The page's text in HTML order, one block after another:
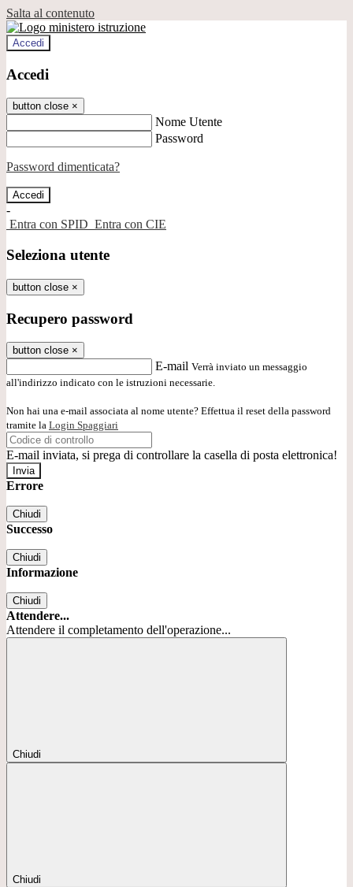
Salta al contenuto
Accedi
Accedi
button close ×
Nome Utente
Password
Password dimenticata?
-
Entra con SPID Entra con CIE
Seleziona utente
button close ×
Recupero password
button close ×
E-mail Verrà inviato un messaggio
all'indirizzo indicato con le istruzioni necessarie.
Non hai una e-mail associata al nome utente? Effettua il reset della password
tramite la Login Spaggiari
E-mail inviata, si prega di controllare la casella di posta elettronica!
Errore
Chiudi
Successo
Chiudi
Informazione
Chiudi
Attendere...
Attendere il completamento dell'operazione...
Chiudi
Chiudi